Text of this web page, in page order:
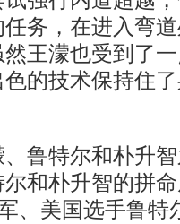
务，在进入弯
王濛也受到了
的技术保持住
特尔和朴升智
和朴升智的拼
、美国选手鲁特